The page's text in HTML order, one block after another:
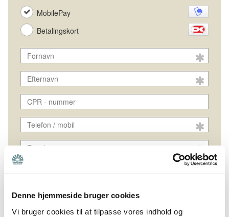
Denne hjemmeside bruger cookies
Vi bruger cookies til at tilpasse vores indhold og